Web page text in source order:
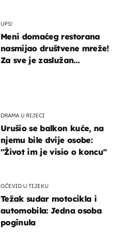
DRAMA U RIJECI
Urušio se balkon kuće, na
njemu bile dvije osobe:
"Život im je visio o koncu"
OČEVID U TIJEKU
Težak sudar motocikla i
automobila: Jedna osoba
poginula
UPS!
Meni domaćeg restorana
nasmijao društvene mreže!
Za sve je zaslužan